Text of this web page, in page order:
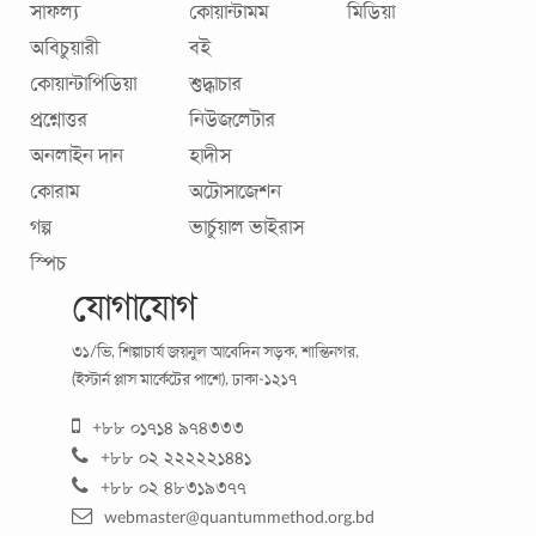
মানুষ বদলে যাচ্ছে। হতাশা বিষণ্নতা নেতিবাচকতার মতো আত্মঘাতী
সব আবেগের শৃঙ্খল ভেঙে বিশ্বাস ও উদ্যমের শক্তিতে জেগে উঠছে
চারপাশের লক্ষ মানুষ। ধ্যান ও...
জিনবিজ্ঞানে আশার আলো আপনার জেনেটিক কোডে যে তথ্য দেয়া
আছে , বছরের পর বছর ধরে আপনি ঠিক তেমনই থাকবেন - এমনটি
সাফল্য
কোয়ান্টামম
মিডিয়া
অবিচুয়ারী
কোয়ান্টাপিডিয়া
প্রশ্নোত্তর
অনলাইন দান
কোরাম
গল্প
স্পিচ
বই
শুদ্ধাচার
নিউজলেটার
হাদীস
অটোসাজেশন
ভার্চুয়াল ভাইরাস
যোগাযোগ
৩১/ভি, শিল্পাচার্য জয়নুল আবেদিন সড়ক, শান্তিনগর,
(ইস্টার্ন প্লাস মার্কেটের পাশে), ঢাকা-১২১৭
+৮৮ ০১৭১৪ ৯৭৪৩৩৩
+৮৮ ০২ ২২২২২১৪৪১
+৮৮ ০২ ৪৮৩১৯৩৭৭
webmaster@quantummethod.org.bd